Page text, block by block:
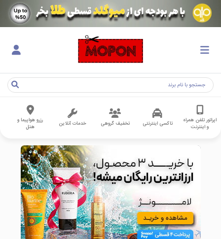
اپراتور تلفن همراه
و اینترنت
تاکسی اینترنتی تخفیف گروهی خدمات آنلاین
رزرو هواپیما و
هتل